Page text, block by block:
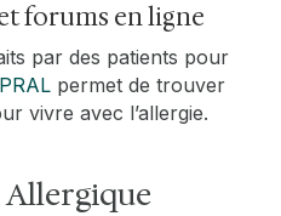
forums en ligne
par des patients pour
permet de trouver
vivre avec l’allergie.